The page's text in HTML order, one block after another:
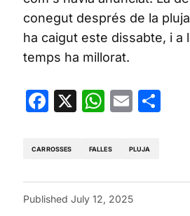
conegut després de la
ha caigut este dissabte, i a
temps ha millorat.
Facebook
X Email
CARROSSES FALLES PLUJA
Published July 12, 2025